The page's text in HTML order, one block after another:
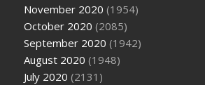
November 2020 (1954)
October 2020 (2085)
September 2020 (1942)
August 2020 (1948)
July 2020 (2131)